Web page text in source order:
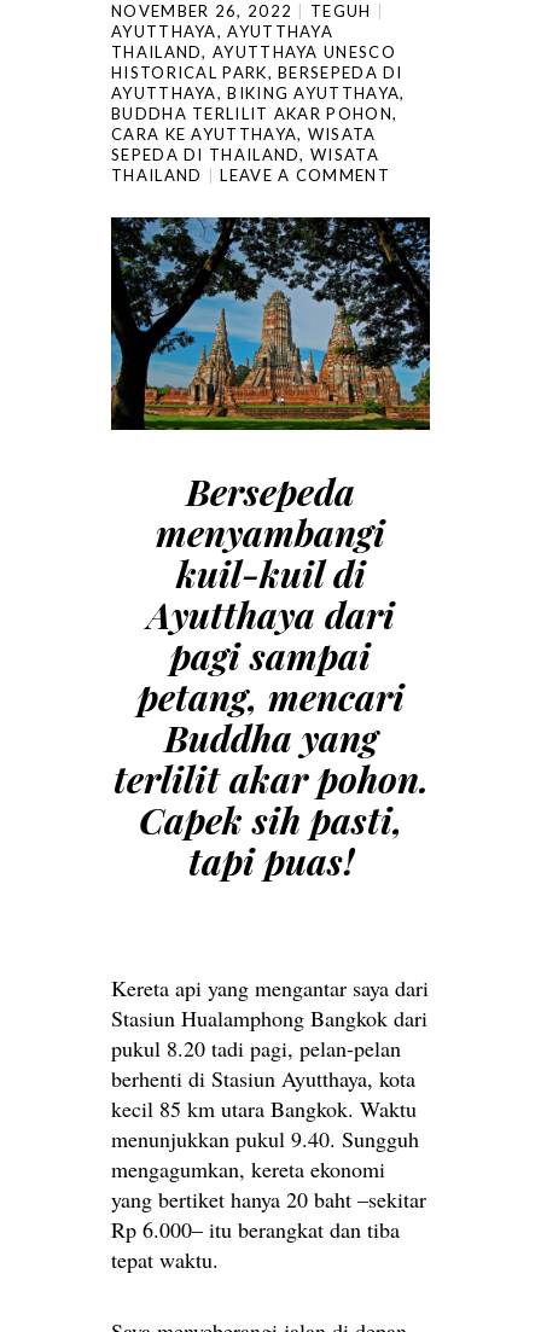
NOVEMBER 26, 2022
TEGUH
AYUTTHAYA,AYUTTHAYA
THAILAND,AYUTTHAYA UNESCO
HISTORICAL PARK,BERSEPEDA DI
AYUTTHAYA,BIKING AYUTTHAYA,
BUDDHA TERLILIT AKAR POHON,
CARA KE AYUTTHAYA, WISATA
SEPEDA DI THAILAND,WISATA
THAILAND
LEAVE A COMMENT
Bersepeda
menyambangi
kuil-kuil di
Ayutthaya dari
pagi sampai
petang, mencari
Buddha yang
terlilit akar pohon.
Capek sih pasti,
tapi puas!
Kereta api yang mengantar saya dari
Stasiun Hualamphong Bangkok dari
pukul 8.20 tadi pagi, pelan-pelan
berhenti di Stasiun Ayutthaya, kota
kecil 85 km utara Bangkok. Waktu
menunjukkan pukul 9.40. Sungguh
mengagumkan, kereta ekonomi
yang bertiket hanya 20 baht –sekitar
Rp 6.000– itu berangkat dan tiba
tepat waktu.